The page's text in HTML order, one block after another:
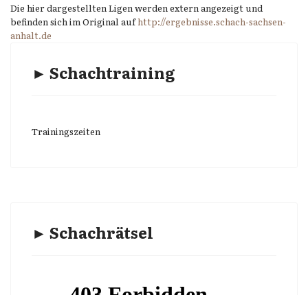
Die hier dargestellten Ligen werden extern angezeigt und
befinden sich im Original aufhttp://ergebnisse.schach-sachsen-
anhalt.de
► Schachtraining
Trainingszeiten
► Schachrätsel